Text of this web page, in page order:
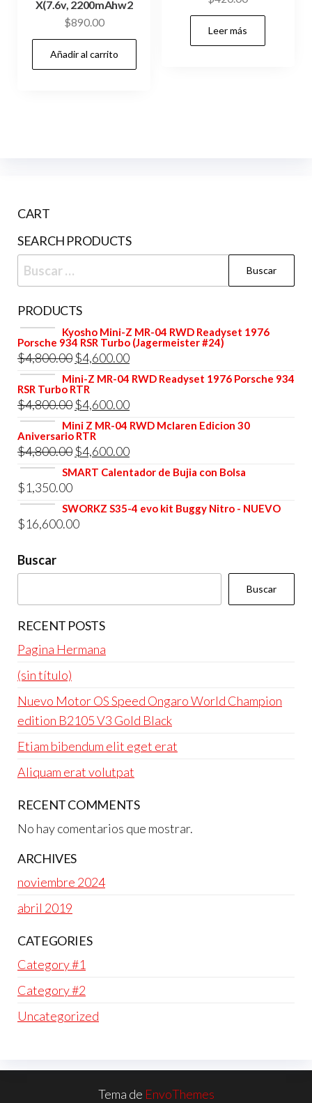
X(7.6v, 2200mAhw2
$890.00
Añadir al carrito
Leer más
CART
SEARCH PRODUCTS
Buscar:
PRODUCTS
Kyosho Mini-Z MR-04 RWD Readyset 1976
Porsche 934 RSR Turbo (Jagermeister #24)
$4,800.00 El
precio
original
era:
$4,800.00.
$4,600.00El
precio
es:
Mini-Z MR-04 RWD Readyset 1976 Porsche 934
RSR Turbo RTR
$4,800.00 El
precio
original
era:
$4,600.00El
precio
es:
$4,600.00.
Mini Z MR-04 RWD Mclaren Edicion 30
Aniversario RTR
$4,800.00 El
precio
era:
$4,800.00.
$4,600.00El
precio
es:
SMART Calentador de Bujia con Bolsa
$1,350.00
SWORKZ S35-4 evo kit Buggy Nitro - NUEVO
$16,600.00
Buscar
Buscar
RECENT POSTS
Pagina Hermana
(sin título)
Nuevo Motor OS Speed Ongaro World Champion
edition B2105 V3 Gold Black
Etiam bibendum elit eget erat
Aliquam erat volutpat
RECENT COMMENTS
No hay comentarios que mostrar.
ARCHIVES
noviembre 2024
abril 2019
CATEGORIES
Category #1
Category #2
Uncategorized
Tema de EnvoThemes